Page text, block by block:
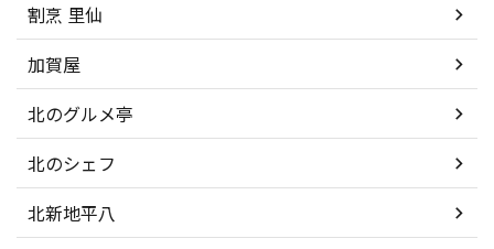
割烹 里仙
加賀屋
北のグルメ亭
北のシェフ
北新地平八